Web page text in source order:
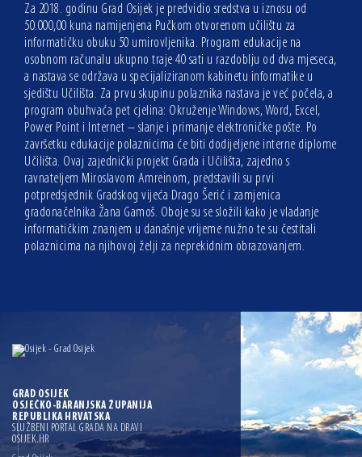
Za 2018. godinu Grad Osijek je predvidio sredstva u iznosu od
50.000,00 kuna namijenjena Pučkom otvorenom učilištu za
informatičku obuku 50 umirovljenika. Program edukacije na
osobnom računalu ukupno traje 40 sati u razdoblju od dva mjeseca,
a nastava se održava u specijaliziranom kabinetu informatike u
sjedištu Učilišta. Za prvu skupinu polaznika nastava je već počela, a
program obuhvaća pet cjelina: Okruženje Windows, Word, Excel,
Power Point i Internet – slanje i primanje elektroničke pošte. Po
završetku edukacije polaznicima će biti dodijeljene interne diplome
Učilišta. Ovaj zajednički projekt Grada i Učilišta, zajedno s
ravnateljem Miroslavom Amreinom, predstavili su prvi
potpredsjednik Gradskog vijeća Drago Šerić i zamjenica
gradonačelnika Žana Gamoš. Oboje su se složili kako je vladanje
informatičkim znanjem u današnje vrijeme nužno te su čestitali
polaznicima na njihovoj želji za neprekidnim obrazovanjem.
GRAD OSIJEK
OSJEČKO-BARANJSKA ŽUPANIJA
REPUBLIKA HRVATSKA
SLUŽBENI PORTAL GRADA NA DRAVI
OSIJEK.HR